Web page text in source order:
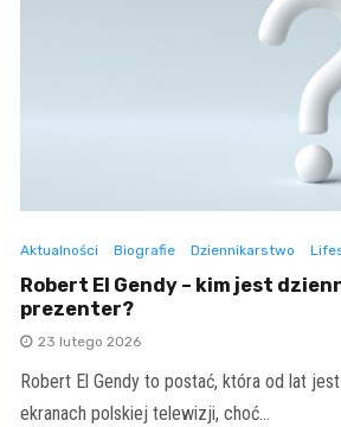
Aktualności Biografie Dziennikarstwo
Robert El Gendy – kim jest
prezenter?
23 lutego 2026
Robert El Gendy to postać, która od lat
ekranach polskiej telewizji, choć…